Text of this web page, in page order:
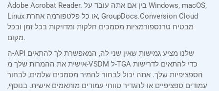
Adobe Acrobat Reader. בין אם אתה עובד על Windows, macOS,
Linux או כל פלטפורמה אחרת, GroupDocs.Conversion Cloud
מבטיח טרנספורמציות מסמכים חלקות ומדויקות בכל זמן ובכל
מקום.
ה-API שלנו מציע גמישות שאין שני לה, המאפשרת לך להתאים
אישית את ההמרות שלך מ-VSDM ל-TGA כדי להתאים לדרישות
הספציפיות שלך. אתה יכול לבחור להמיר מסמכים שלמים, לבחור
עמודים ספציפיים או להגדיר טווחי עמודים מותאמים אישית. בנוסף,